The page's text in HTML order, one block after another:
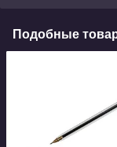
Подобные